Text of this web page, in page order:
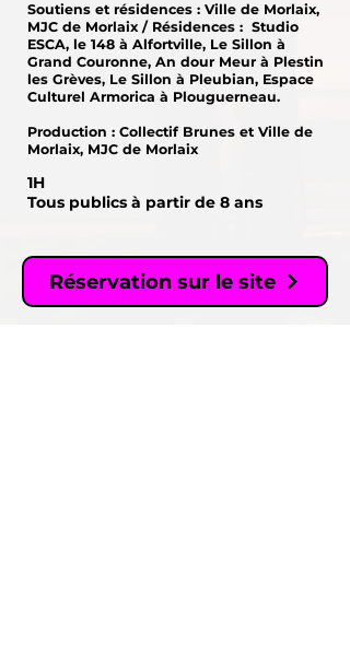
Soutiens et résidences : Ville de Morlaix,
MJC de Morlaix / Résidences : Studio
ESCA, le 148 à Alfortville, Le Sillon à
Grand Couronne, An dour Meur à Plestin
les Grèves, Le Sillon à Pleubian, Espace
Culturel Armorica à Plouguerneau.
Production : Collectif Brunes et Ville de
Morlaix, MJC de Morlaix
1H
Tous publics à partir de 8 ans
Réservation sur le site